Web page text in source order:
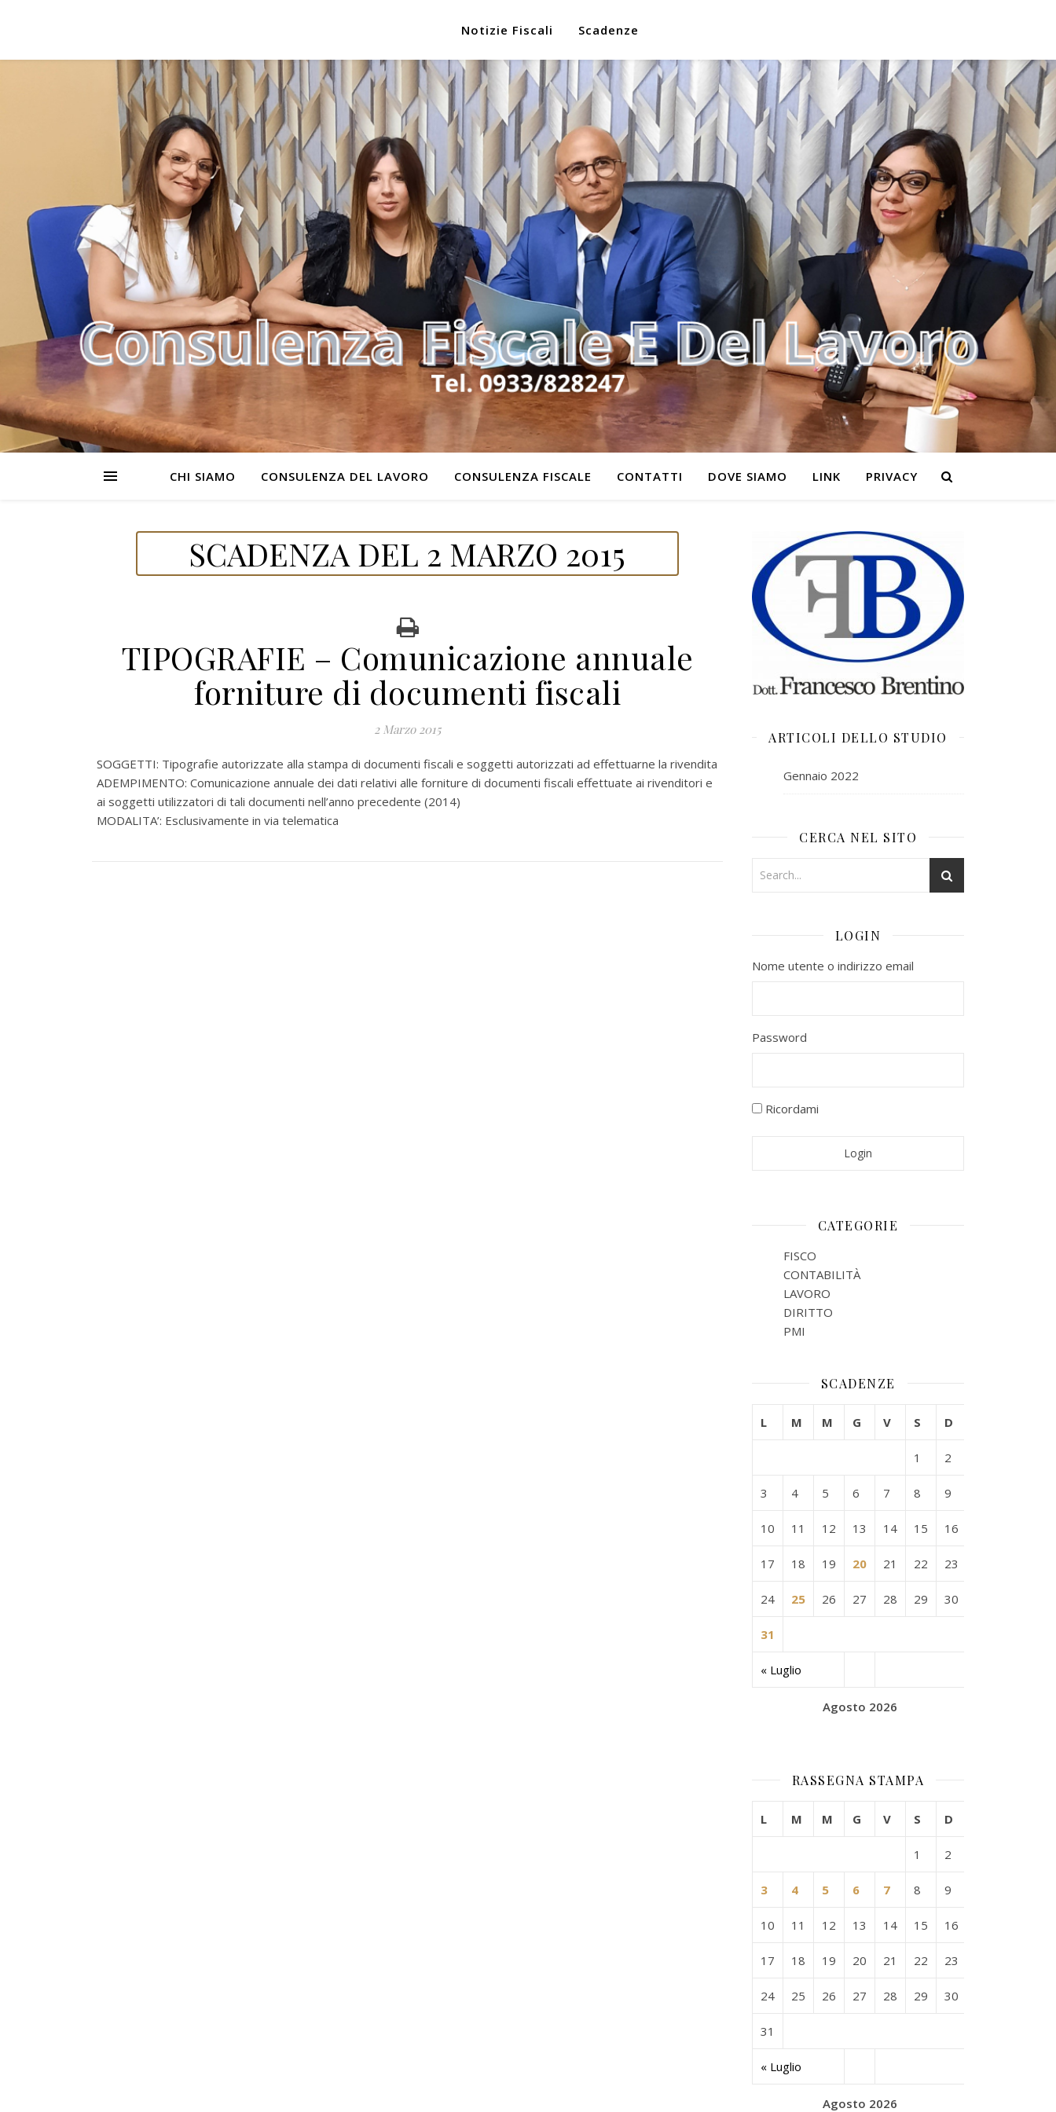
Notizie Fiscali Scadenze
CHI SIAMO CONSULENZA DEL LAVORO CONSULENZA FISCALE CONTATTI DOVE SIAMO LINK PRIVACY
SCADENZA DEL 2 MARZO 2015
TIPOGRAFIE – Comunicazione annuale
forniture di documenti fiscali
2 Marzo 2015
SOGGETTI: Tipografie autorizzate alla stampa di documenti fiscali e soggetti autorizzati ad effettuarne la rivendita
ADEMPIMENTO: Comunicazione annuale dei dati relativi alle forniture di documenti fiscali effettuate ai rivenditori e
ai soggetti utilizzatori di tali documenti nell’anno precedente (2014)
MODALITA’: Esclusivamente in via telematica
ARTICOLI DELLO STUDIO
Gennaio 2022
CERCA NEL SITO
LOGIN
Nome utente o indirizzo email
Password
Ricordami
CATEGORIE
FISCO
CONTABILITÀ
LAVORO
DIRITTO
PMI
SCADENZE
Agosto 2026
L M M G V S D
« Luglio
1 2
3 4 5 6 7 8 9
10 11 12 13 14 15 16
17 18 19 20 21 22 23
24 25 26 27 28 29 30
31
RASSEGNA STAMPA
Agosto 2026
L M M G V S D
« Luglio
1 2
3 4 5 6 7 8 9
10 11 12 13 14 15 16
17 18 19 20 21 22 23
24 25 26 27 28 29 30
31